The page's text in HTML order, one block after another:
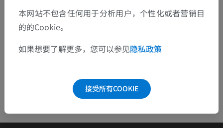
下载APP
本网站不包含任何用于分析用户，个性化或者营销目
的的Cookie。
如果想要了解更多，您可以参见隐私政策
接受所有COOKIE